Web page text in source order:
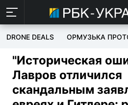
DRONE DEALS ОРМУЗЬКА
"Историческая
Лавров отличился
скандальным